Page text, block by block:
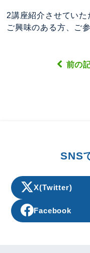
2講座紹介させていた
ご興味のある方、ご
前の
SNS
X(Twitter)
Facebook